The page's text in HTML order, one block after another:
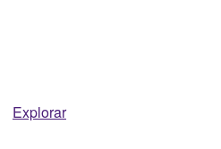
Explorar